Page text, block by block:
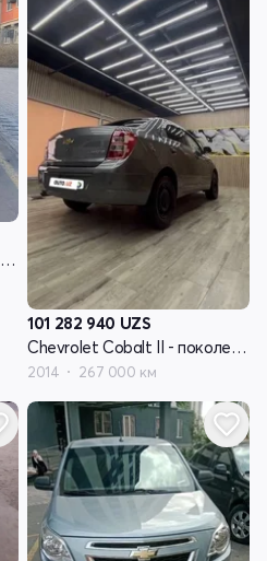
Chevrolet Cobalt II - поколение
101 282 940 UZS
Chevrolet Cobalt II - поколение
2014 267 000 км